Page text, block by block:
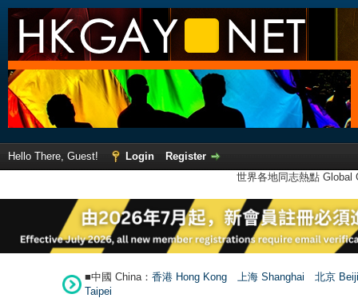
Hello There, Guest! Login
Register
世界各地同志熱點
■中國 China： 香港 Hong Kong 上海 Shanghai
北京
Taipei